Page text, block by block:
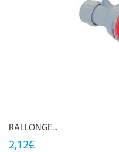
RALLONGE...
2,12€